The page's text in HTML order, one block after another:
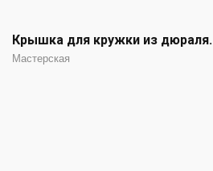
Крышка для кружки из дюраля.
Мастерская